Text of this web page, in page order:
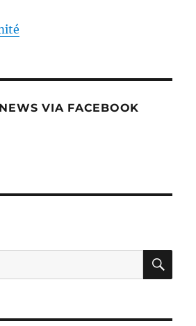
VIA FACEBOOK